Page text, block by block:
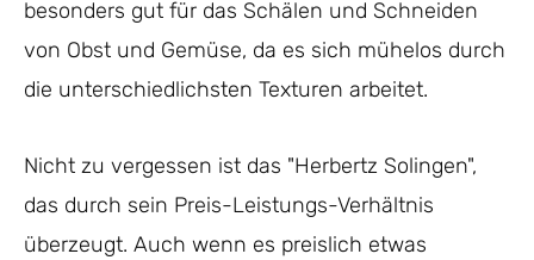
besonders gut für das Schälen und Schneiden
von Obst und Gemüse, da es sich mühelos durch
die unterschiedlichsten Texturen arbeitet.
Nicht zu vergessen ist das "Herbertz Solingen",
das durch sein Preis-Leistungs-Verhältnis
überzeugt. Auch wenn es preislich etwas